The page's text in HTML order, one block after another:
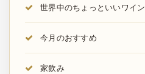
世界中のちょっといいワイン
今月のおすすめ
家飲み